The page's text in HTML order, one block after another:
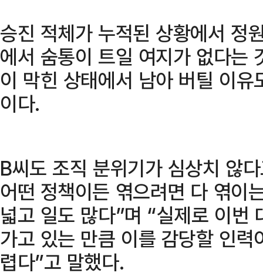
승진 적체가 누적된 상황에서 정
에서 숨통이 트일 여지가 없다는
이 막힌 상태에서 남아 버틸 이
이다.
B씨도 조직 분위기가 심상치 않
어떤 정책이든 엮으려면 다 엮이
넓고 일도 많다”며 “실제로 이번
가고 있는 만큼 이를 감당할 인
렵다”고 말했다.